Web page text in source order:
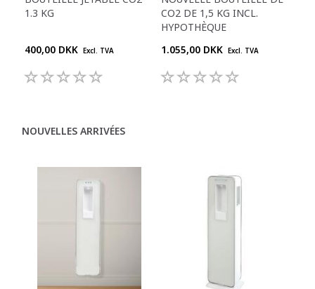
1.3 KG
400,00 DKK Excl. TVA
CO2 DE 1,5 KG INCL.
HYPOTHÈQUE
1.055,00 DKK Excl. TVA
NOUVELLES ARRIVÉES